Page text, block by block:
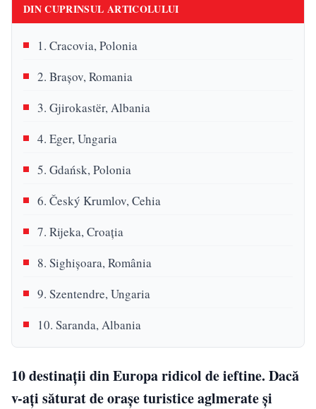
DIN CUPRINSUL ARTICOLULUI
1. Cracovia, Polonia
2. Brașov, Romania
3. Gjirokastër, Albania
4. Eger, Ungaria
5. Gdańsk, Polonia
6. Český Krumlov, Cehia
7. Rijeka, Croația
8. Sighișoara, România
9. Szentendre, Ungaria
10. Saranda, Albania
10 destinații din Europa ridicol de ieftine. Dacă
v-ați săturat de orașe turistice aglmerate și